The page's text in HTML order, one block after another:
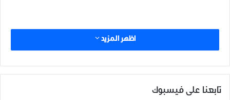
اظهر المزيد
تابعنا على فيسبوك